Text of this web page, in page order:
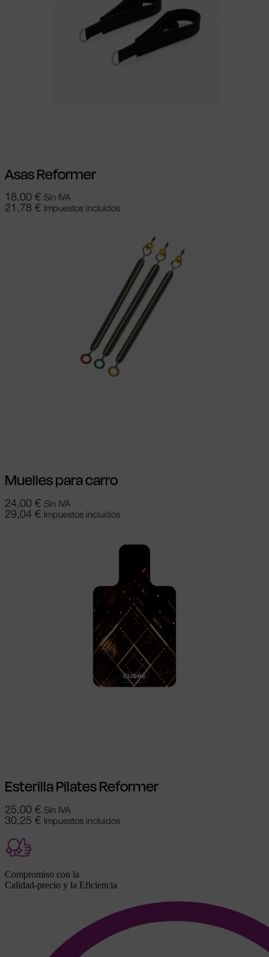
Asas Reformer
18,00 € Sin IVA
21,78 € Impuestos incluidos
Muelles para carro
24,00 € Sin IVA
29,04 € Impuestos incluidos
Esterilla Pilates Reformer
25,00 € Sin IVA
30,25 € Impuestos incluidos
Compromiso con la
Calidad-precio y la Eficiencia